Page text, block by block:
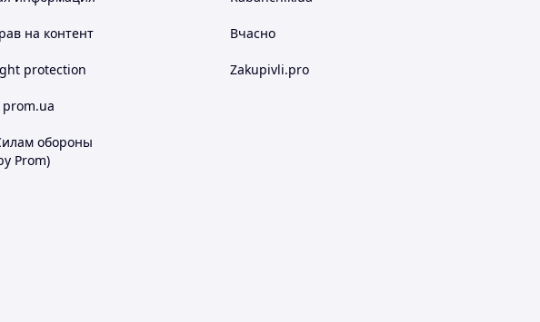
на контент
protection
обороны
Prom)
Вчасно
Zakupivli.pro